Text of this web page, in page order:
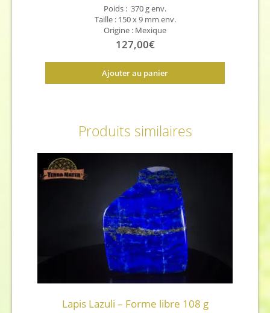
Poids : 370 g env.
Taille : 150 x 9 mm env.
Origine : Mexique
127,00€
Ajouter au panier
Produits similaires
Lapis Lazuli – Forme libre 108 g